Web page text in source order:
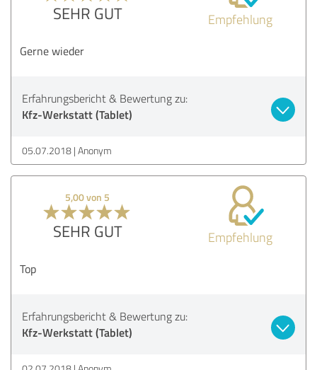
SEHR GUT Empfehlung
Gerne wieder
Erfahrungsbericht & Bewertung zu:
Kfz-Werkstatt (Tablet)
05.07.2018 Anonym
5,00 von 5
SEHR GUT Empfehlung
Top
Erfahrungsbericht & Bewertung zu:
Kfz-Werkstatt (Tablet)